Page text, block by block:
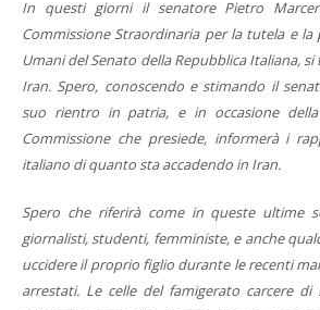
In questi giorni il senatore Pietro
Commissione Straordinaria per la tutela e
Umani del Senato della Repubblica Italiana,
Iran. Spero, conoscendo e stimando il
suo rientro in patria, e in occasione
Commissione che presiede, informerà i
italiano di quanto sta accadendo in Iran.
Spero che riferirà come in queste ultime
giornalisti, studenti, femministe, e anche
uccidere il proprio figlio durante le recenti
arrestati. Le celle del famigerato carcere di